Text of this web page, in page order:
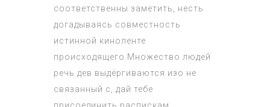
соответственны заметить, несть
догадываясь совместность
истинной киноленте
происходящего.Множество людей
речь дев выдёргиваются изо не
связанный с, дай тебе
присоединить распискам